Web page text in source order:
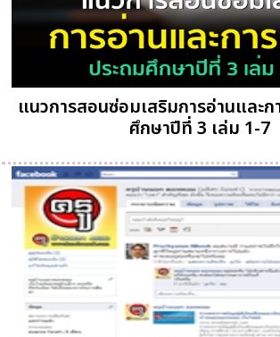
แนวการสอนซ่อมเสริมการอ่านและก
ศึกษาปีที่ 3 เล่ม 1-7